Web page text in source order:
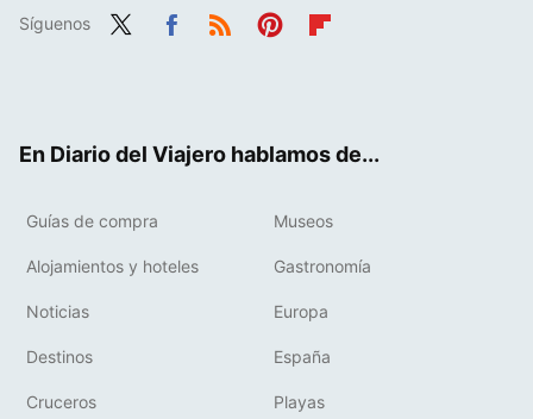
Síguenos
En Diario del Viajero hablamos de...
Guías de compra Museos
Alojamientos y hoteles Gastronomía
Noticias Europa
Destinos España
Cruceros Playas